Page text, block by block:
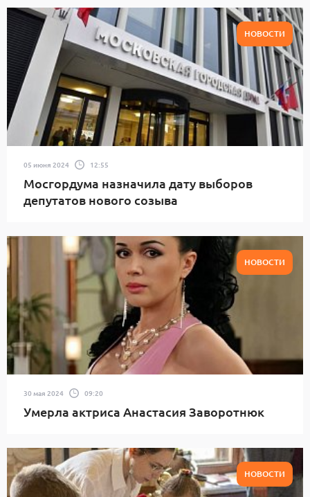
НОВОСТИ
05 июня 2024 12:55
Мосгордума назначила дату выборов
депутатов нового созыва
НОВОСТИ
30 мая 2024 09:20
Умерла актриса Анастасия Заворотнюк
НОВОСТИ